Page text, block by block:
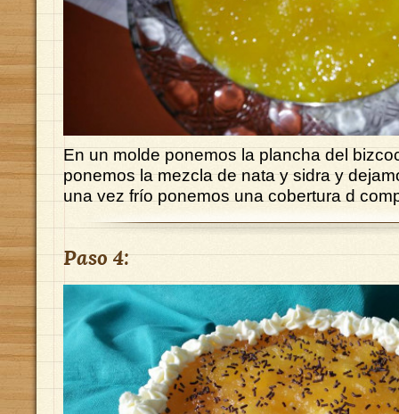
En un molde ponemos la plancha del
ponemos la mezcla de nata y sidra y
una vez frío ponemos una cobertura d
Paso 4: